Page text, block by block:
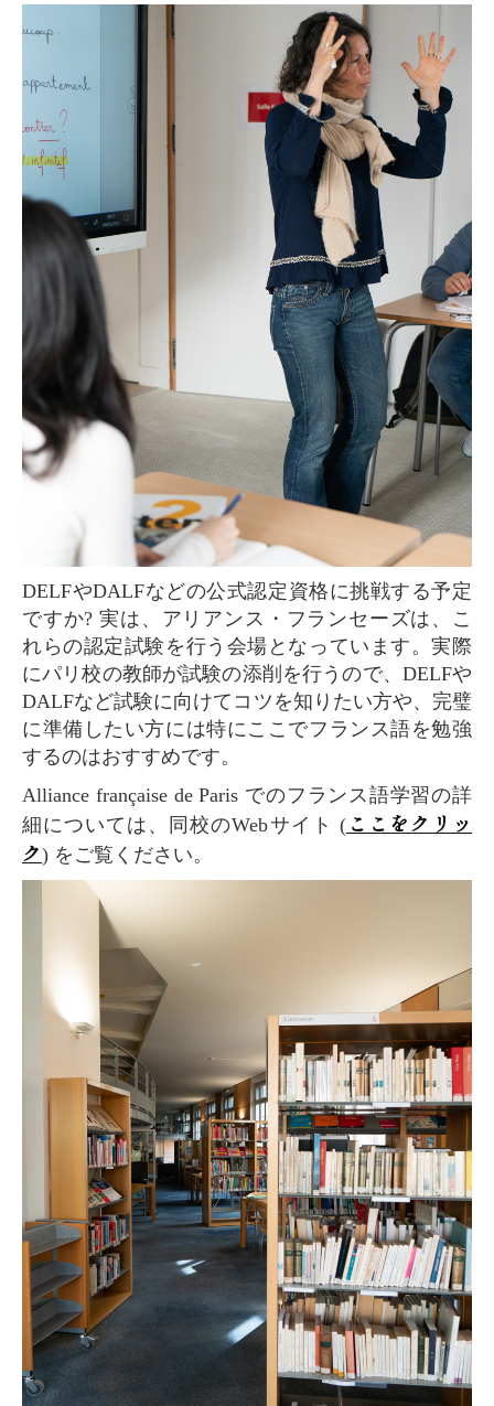
DELFやDALFなどの公式認定資格に挑戦する予定
ですか? 実は、アリアンス・フランセーズは、こ
れらの認定試験を行う会場となっています。実際
にパリ校の教師が試験の添削を行うので、DELFや
DALFなど試験に向けてコツを知りたい方や、完璧
に準備したい方には特にここでフランス語を勉強
するのはおすすめです。
Alliance française de Paris でのフランス語学習の詳
細については、同校のWebサイト (ここをクリッ
ク) をご覧ください。